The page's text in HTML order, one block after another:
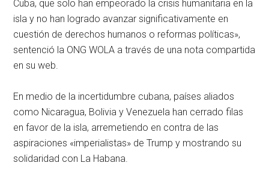
Cuba, que solo han empeorado la crisis humanitaria en la
isla y no han logrado avanzar significativamente en
cuestión de derechos humanos o reformas políticas»,
sentenció la ONG WOLA a través de una nota compartida
en su web.
En medio de la incertidumbre cubana, países aliados
como Nicaragua, Bolivia y Venezuela han cerrado filas
en favor de la isla, arremetiendo en contra de las
aspiraciones «imperialistas» de Trump y mostrando su
solidaridad con La Habana.